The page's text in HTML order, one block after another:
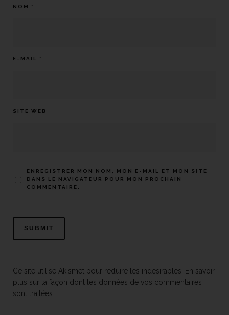
NOM *
E-MAIL *
SITE WEB
ENREGISTRER MON NOM, MON E-MAIL ET MON SITE
DANS LE NAVIGATEUR POUR MON PROCHAIN
COMMENTAIRE.
Ce site utilise Akismet pour réduire les indésirables. En savoir
plus sur la façon dont les données de vos commentaires
sont traitées.